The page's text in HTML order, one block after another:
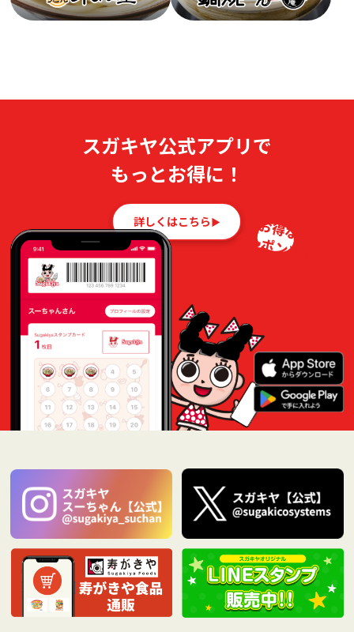
スガキヤ公式アプリで
もっとお得に！
詳しくはこちら お得な
クーポンも！